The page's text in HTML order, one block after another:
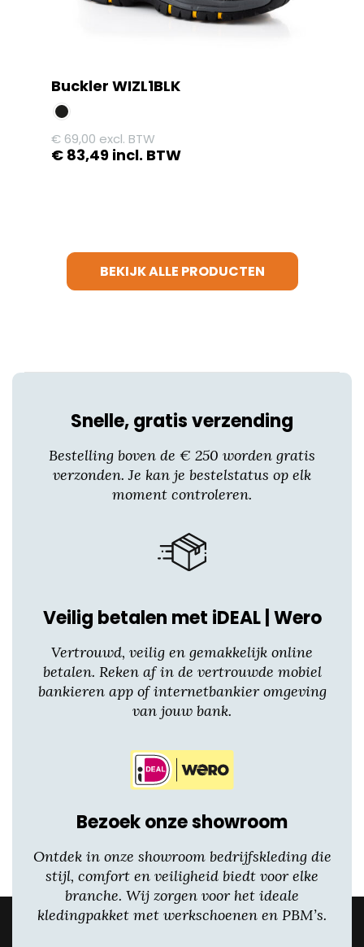
Buckler WIZL1BLK
€ 69,00 excl. BTW
€ 83,49 incl. BTW
variaties.
op
productpagina
BEKIJK ALLE PRODUCTEN
Snelle, gratis verzending
Bestelling boven de € 250 worden gratis
verzonden. Je kan je bestelstatus op elk
moment controleren.
Veilig betalen met iDEAL | Wero
Vertrouwd, veilig en gemakkelijk online
betalen. Reken af in de vertrouwde mobiel
bankieren app of internetbankier omgeving
van jouw bank.
Bezoek onze showroom
Ontdek in onze showroom bedrijfskleding die
stijl, comfort en veiligheid biedt voor elke
branche. Wij zorgen voor het ideale
kledingpakket met werkschoenen en PBM’s.